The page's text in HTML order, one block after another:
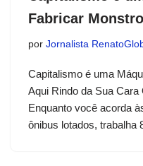
Fabricar
por Jornalista
Capitalismo é uma
Aqui Rindo da Sua Cara
Enquanto você acorda
ônibus lotados,